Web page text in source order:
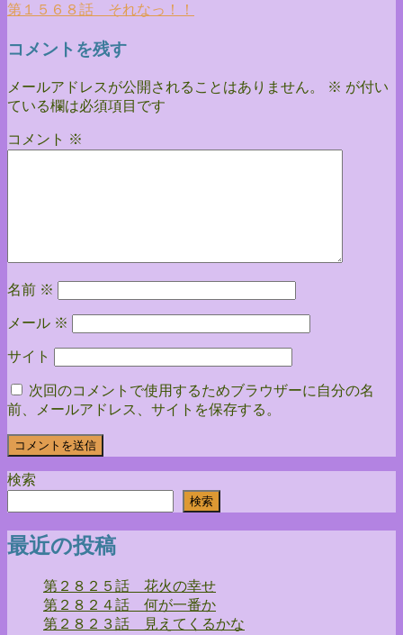
投
稿
ビ
ゲ
第１５６８話 それなっ！！
コメントを残す
メールアドレスが公開されることはありません。 ※ が付い
ている欄は必須項目です
コメント ※
名前 ※
メール ※
サイト
次回のコメントで使用するためブラウザーに自分の名
前、メールアドレス、サイトを保存する。
検索
検索
最近の投稿
第２８２５話 花火の幸せ
第２８２４話 何が一番か
第２８２３話 見えてくるかな